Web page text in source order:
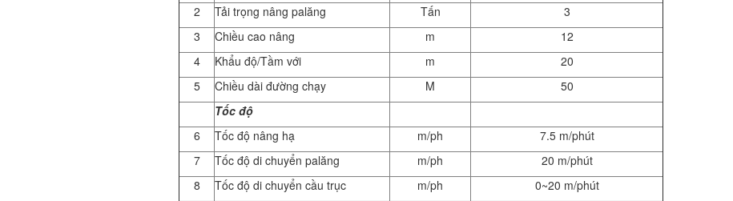
2
Tải trọng nâng palăng Tấn
3
3
Chiều cao nâng m
12
4
Khẩu độ/Tầm với m
20
5
Chiều dài đường chạy M
50
Tốc độ
6
Tốc độ nâng hạ m/ph
7.5 m/phút
7
Tốc độ di chuyển palăng m/ph
20 m/phút
8
Tốc độ di chuyển cầu trục m/ph
0~20 m/phút